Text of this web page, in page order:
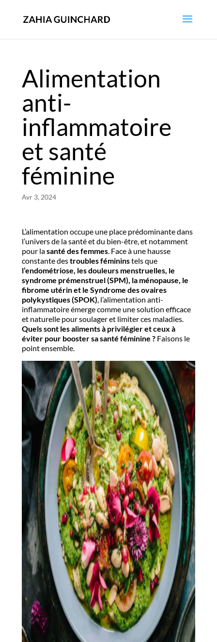
Alimentation
anti-
inflammatoire
et santé
féminine
Avr 3, 2024
L’alimentation occupe une place prédominante dans
l’univers de la santé et du bien-être, et notamment
pour lasanté des femmes. Face à une hausse
constante destroubles fémininstels que
l’endométriose, les douleurs menstruelles, le
syndrome prémenstruel (SPM), la ménopause, le
fibrome utérin et le Syndrome des ovaires
polykystiques (SPOK), l’alimentation anti-
inflammatoire émerge comme une solution efficace
et naturelle pour soulager et limiter ces maladies.
Quels sont les aliments à privilégier et ceux à
éviter pour booster sa santé féminine ?Faisons le
point ensemble.